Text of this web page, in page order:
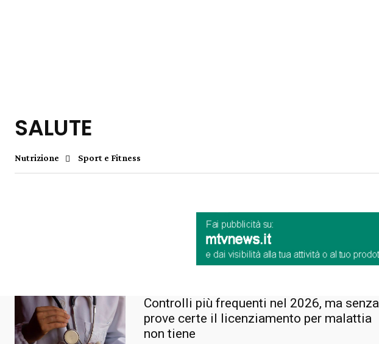
SALUTE
Nutrizione Sport e Fitness
Controlli più frequenti nel 2026, ma senza
prove certe il licenziamento per malattia
non tiene